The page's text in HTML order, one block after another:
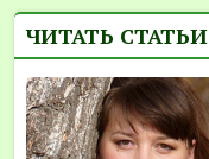
ЧИТАТЬ